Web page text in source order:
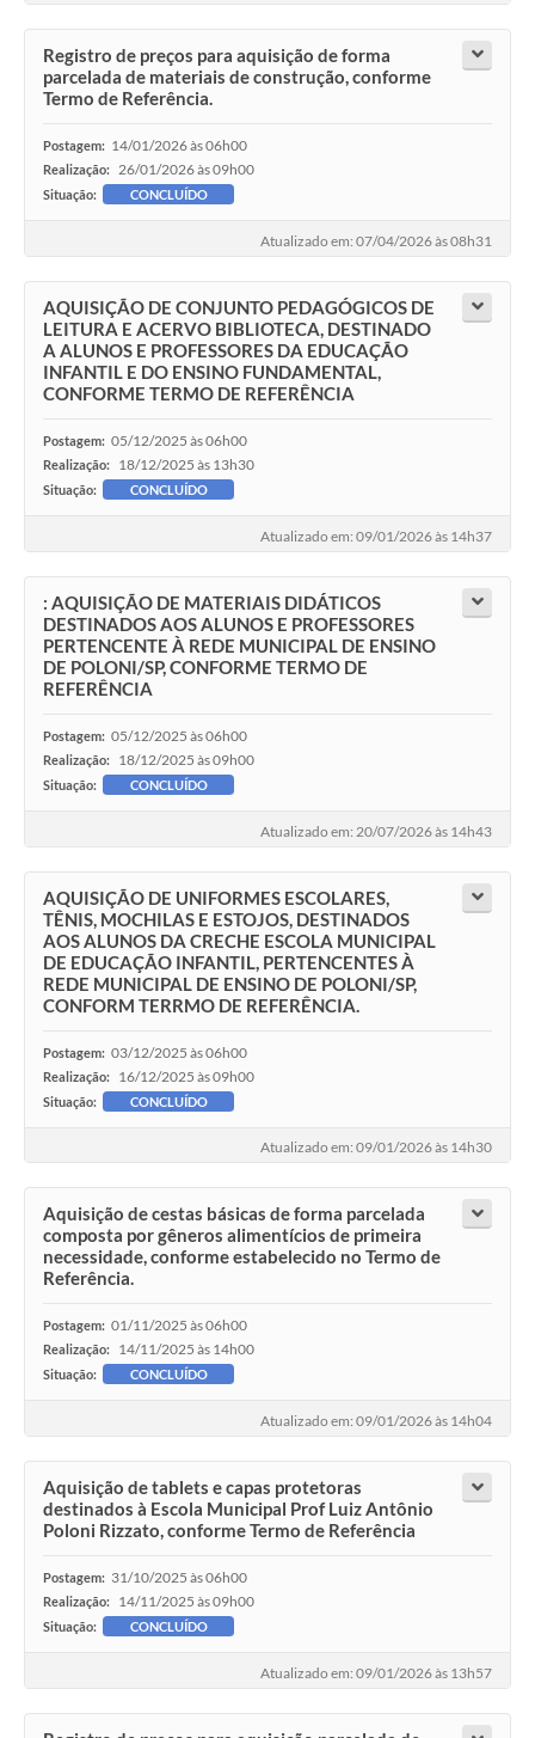
Registro de preços para aquisição de forma
parcelada de materiais de construção, conforme
Termo de Referência.
Postagem: 14/01/2026 às 06h00
Realização: 26/01/2026 às 09h00
Situação: CONCLUÍDO
Atualizado em: 07/04/2026 às 08h31
AQUISIÇÃO DE CONJUNTO PEDAGÓGICOS DE
LEITURA E ACERVO BIBLIOTECA, DESTINADO
A ALUNOS E PROFESSORES DA EDUCAÇÃO
INFANTIL E DO ENSINO FUNDAMENTAL,
CONFORME TERMO DE REFERÊNCIA
Postagem: 05/12/2025 às 06h00
Realização: 18/12/2025 às 13h30
Situação: CONCLUÍDO
Atualizado em: 09/01/2026 às 14h37
: AQUISIÇÃO DE MATERIAIS DIDÁTICOS
DESTINADOS AOS ALUNOS E PROFESSORES
PERTENCENTE À REDE MUNICIPAL DE ENSINO
DE POLONI/SP, CONFORME TERMO DE
REFERÊNCIA
Postagem: 05/12/2025 às 06h00
Realização: 18/12/2025 às 09h00
Situação: CONCLUÍDO
Atualizado em: 20/07/2026 às 14h43
AQUISIÇÃO DE UNIFORMES ESCOLARES,
TÊNIS, MOCHILAS E ESTOJOS, DESTINADOS
AOS ALUNOS DA CRECHE ESCOLA MUNICIPAL
DE EDUCAÇÃO INFANTIL, PERTENCENTES À
REDE MUNICIPAL DE ENSINO DE POLONI/SP,
CONFORM TERRMO DE REFERÊNCIA.
Postagem: 03/12/2025 às 06h00
Realização: 16/12/2025 às 09h00
Situação: CONCLUÍDO
Atualizado em: 09/01/2026 às 14h30
Aquisição de cestas básicas de forma parcelada
composta por gêneros alimentícios de primeira
necessidade, conforme estabelecido no Termo de
Referência.
Postagem: 01/11/2025 às 06h00
Realização: 14/11/2025 às 14h00
Situação: CONCLUÍDO
Atualizado em: 09/01/2026 às 14h04
Aquisição de tablets e capas protetoras
destinados à Escola Municipal Prof Luiz Antônio
Poloni Rizzato, conforme Termo de Referência
Postagem: 31/10/2025 às 06h00
Realização: 14/11/2025 às 09h00
Situação: CONCLUÍDO
Atualizado em: 09/01/2026 às 13h57